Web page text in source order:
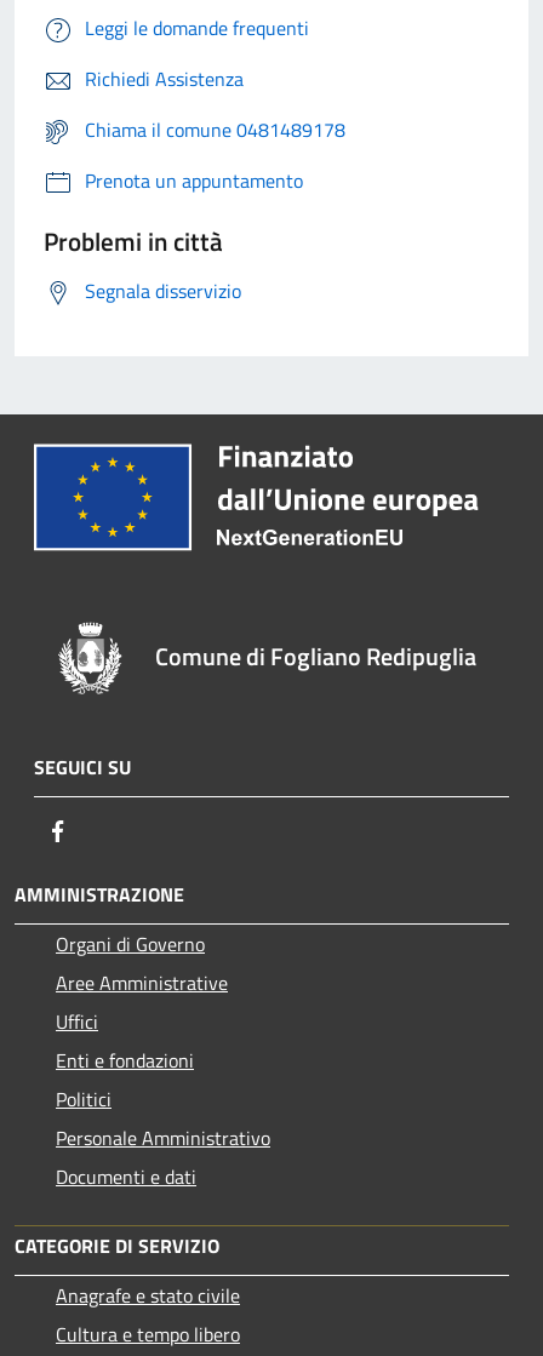
Leggi le domande frequenti
Richiedi Assistenza
Chiama il comune 0481489178
Prenota un appuntamento
Problemi in città
Segnala disservizio
Comune di Fogliano Redipuglia
SEGUICI SU
AMMINISTRAZIONE
Organi di Governo
Aree Amministrative
Uffici
Enti e fondazioni
Politici
Personale Amministrativo
Documenti e dati
CATEGORIE DI SERVIZIO
Anagrafe e stato civile
Cultura e tempo libero